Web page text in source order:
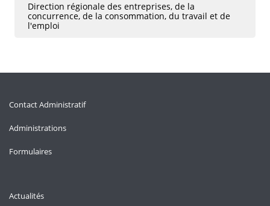
Direction régionale des entreprises, de la
concurrence, de la consommation, du travail et de
l'emploi
Contact Administratif
Administrations
Formulaires
Actualités